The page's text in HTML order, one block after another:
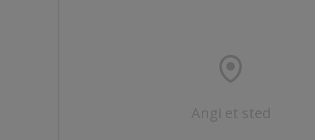
Angi et sted